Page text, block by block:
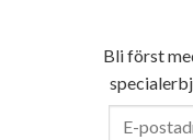
Bli först